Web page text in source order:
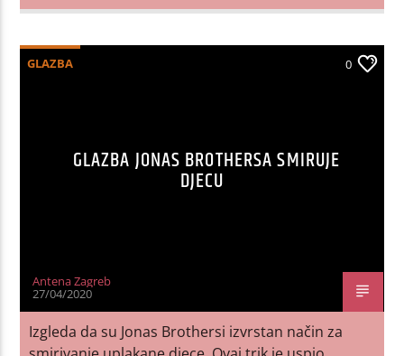
GLAZBA 0
GLAZBA JONAS BROTHERSA SMIRUJE
DJECU
Antena Zagreb
27/04/2020
Izgleda da su Jonas Brothersi izvrstan način za